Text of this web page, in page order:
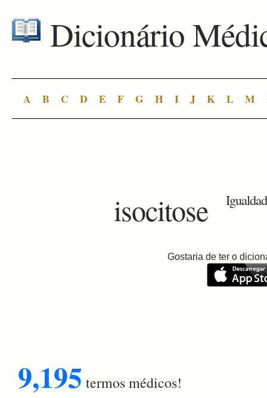
Dicionário
A B C D E F G H I J K L M
isocitose
Gostaria de ter o
9,195 termos médicos!